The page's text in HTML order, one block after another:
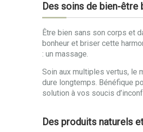
Des soins de bien-
Être bien sans son corps et
bonheur et briser cette
: un massage.
Soin aux multiples vertus, le
dure longtemps. Bénéfique
solution à vos soucis
Des produits naturels